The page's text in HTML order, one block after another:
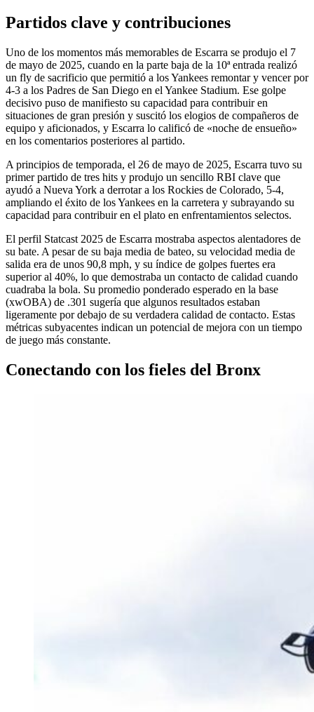
Partidos clave y contribuciones
Uno de los momentos más memorables de Escarra se produjo el 7
de mayo de 2025, cuando en la parte baja de la 10ª entrada realizó
un fly de sacrificio que permitió a los Yankees remontar y vencer por
4-3 a los Padres de San Diego en el Yankee Stadium. Ese golpe
decisivo puso de manifiesto su capacidad para contribuir en
situaciones de gran presión y suscitó los elogios de compañeros de
equipo y aficionados, y Escarra lo calificó de «noche de ensueño»
en los comentarios posteriores al partido.
A principios de temporada, el 26 de mayo de 2025, Escarra tuvo su
primer partido de tres hits y produjo un sencillo RBI clave que
ayudó a Nueva York a derrotar a los Rockies de Colorado, 5-4,
ampliando el éxito de los Yankees en la carretera y subrayando su
capacidad para contribuir en el plato en enfrentamientos selectos.
El perfil Statcast 2025 de Escarra mostraba aspectos alentadores de
su bate. A pesar de su baja media de bateo, su velocidad media de
salida era de unos 90,8 mph, y su índice de golpes fuertes era
superior al 40%, lo que demostraba un contacto de calidad cuando
cuadraba la bola. Su promedio ponderado esperado en la base
(xwOBA) de .301 sugería que algunos resultados estaban
ligeramente por debajo de su verdadera calidad de contacto. Estas
métricas subyacentes indican un potencial de mejora con un tiempo
de juego más constante.
Conectando con los fieles del Bronx